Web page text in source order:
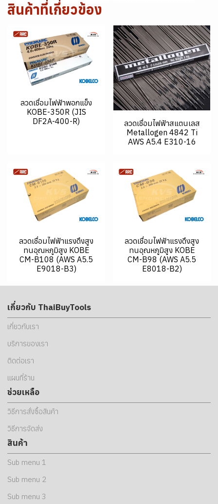
สินค้าที่เกี่ยวข้อง
ลวดเชื่อมไฟฟ้าพอกแข็ง
KOBE-350R (JIS
DF2A-400-R)
ลวดเชื่อมไฟฟ้าสแตนเลส
Metallogen 4842 Ti
AWS A5.4 E310-16
ลวดเชื่อมไฟฟ้าแรงดึงสูง
ทนอุณหภูมิสูง KOBE
CM-B108 (AWS A5.5
E9018-B3)
ลวดเชื่อมไฟฟ้าแรงดึงสูง
ทนอุณหภูมิสูง KOBE
CM-B98 (AWS A5.5
E8018-B2)
เกี่ยวกับ ThaiBuyTools
เกี่ยวกับเรา
บริการของเรา
ติดต่อเรา
แผนที่ร้าน
ช่วยเหลือ
วิธีการสั่งซื้อสินค้า
วิธีการจัดส่ง
สินค้า
Sub menu 1
Sub menu 2
Sub menu 3